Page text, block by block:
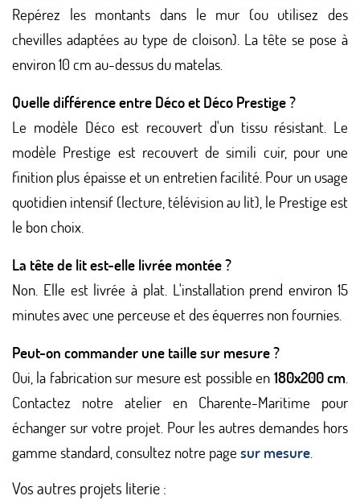
Repérez les montants dans le mur (ou utilisez des
chevilles adaptées au type de cloison). La tête se pose à
environ 10 cm au-dessus du matelas.
Quelle différence entre Déco et Déco Prestige ?
Le modèle Déco est recouvert d'un tissu résistant. Le
modèle Prestige est recouvert de simili cuir, pour une
finition plus épaisse et un entretien facilité. Pour un usage
quotidien intensif (lecture, télévision au lit), le Prestige est
le bon choix.
La tête de lit est-elle livrée montée ?
Non. Elle est livrée à plat. L'installation prend environ 15
minutes avec une perceuse et des équerres non fournies.
Peut-on commander une taille sur mesure ?
Oui, la fabrication sur mesure est possible en 180x200 cm.
Contactez notre atelier en Charente-Maritime pour
échanger sur votre projet. Pour les autres demandes hors
gamme standard, consultez notre page sur mesure.
Vos autres projets literie :